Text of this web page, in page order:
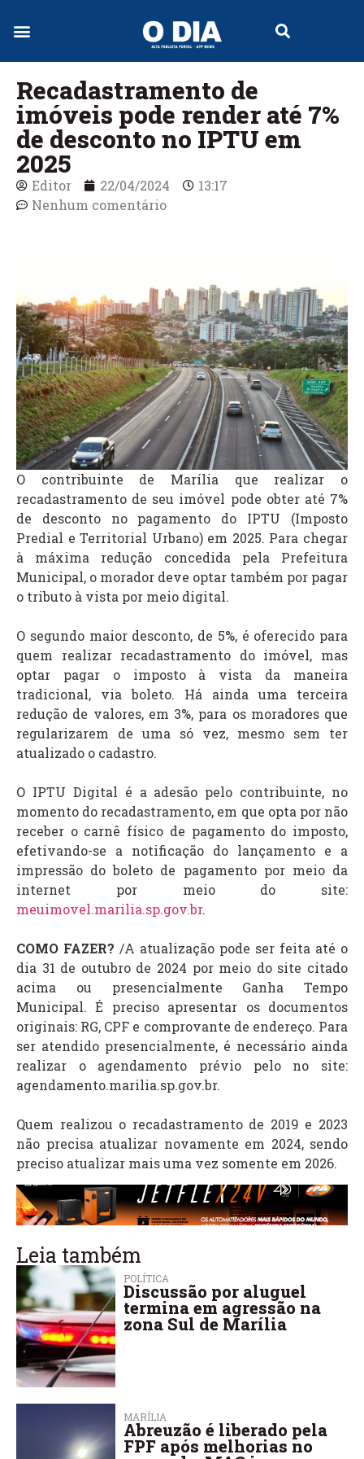
Recadastramento de
imóveis pode render até 7%
de desconto no IPTU em
2025
Editor 22/04/2024
13:17
Nenhum comentário
O contribuinte de Marília que realizar o
recadastramento de seu imóvel pode obter até 7%
de desconto no pagamento do IPTU (Imposto
Predial e Territorial Urbano) em 2025. Para chegar
à máxima redução concedida pela Prefeitura
Municipal, o morador deve optar também por pagar
o tributo à vista por meio digital.
O segundo maior desconto, de 5%, é oferecido para
quem realizar recadastramento do imóvel, mas
optar pagar o imposto à vista da maneira
tradicional, via boleto. Há ainda uma terceira
redução de valores, em 3%, para os moradores que
regularizarem de uma só vez, mesmo sem ter
atualizado o cadastro.
O IPTU Digital é a adesão pelo contribuinte, no
momento do recadastramento, em que opta por não
receber o carnê físico de pagamento do imposto,
efetivando-se a notificação do lançamento e a
impressão do boleto de pagamento por meio da
internet por meio do site:
meuimovel.marilia.sp.gov.br.
COMO FAZER? /A atualização pode ser feita até o
dia 31 de outubro de 2024 por meio do site citado
acima ou presencialmente Ganha Tempo
Municipal. É preciso apresentar os documentos
originais: RG, CPF e comprovante de endereço. Para
ser atendido presencialmente, é necessário ainda
realizar o agendamento prévio pelo no site:
agendamento.marilia.sp.gov.br.
Quem realizou o recadastramento de 2019 e 2023
não precisa atualizar novamente em 2024, sendo
preciso atualizar mais uma vez somente em 2026.
Leia também
POLÍTICA
Discussão por aluguel
termina em agressão na
zona Sul de Marília
MARÍLIA
Abreuzão é liberado pela
FPF após melhorias no